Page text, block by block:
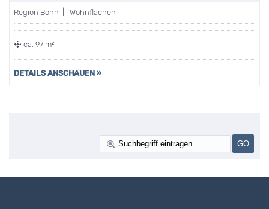
Region Bonn | Wohnflächen
ca. 97 m²
DETAILS ANSCHAUEN »